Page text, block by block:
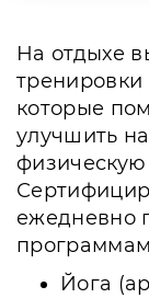
На отдыхе
которые
улучшить
ежедневно
Йога